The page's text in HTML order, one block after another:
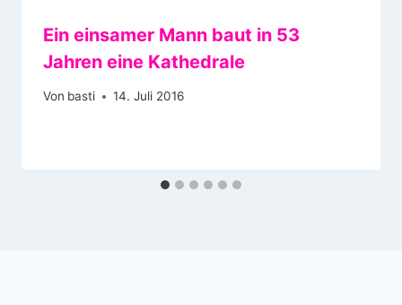
Ein einsamer Mann baut in 53
Jahren eine Kathedrale
Von basti 14. Juli 2016